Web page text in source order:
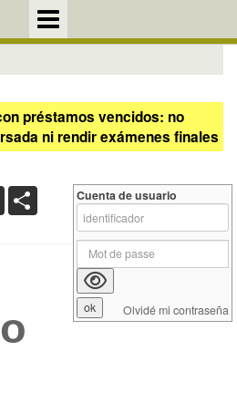
préstamos vencidos: no
ni rendir exámenes finales
Copy
Link
Cuenta de usuario
Olvidé mi contraseña